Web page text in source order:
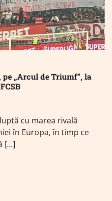
„Arcul de Triumf”, la
cu marea rivală
în Europa, în timp ce
[…]